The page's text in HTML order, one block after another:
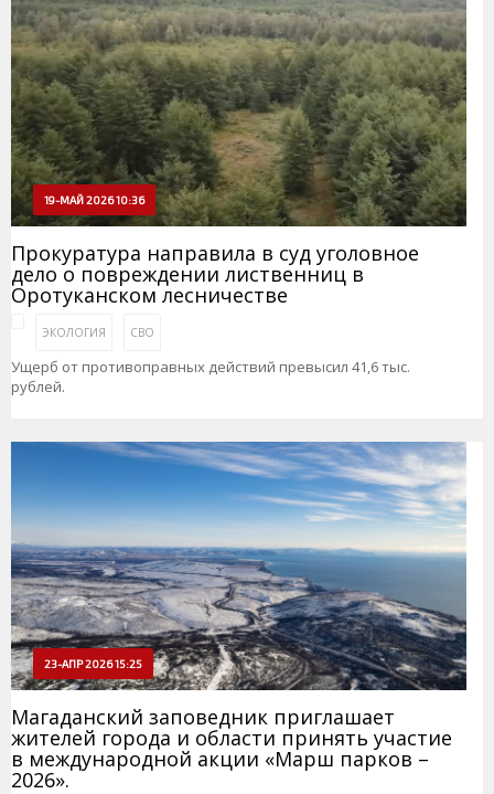
19-МАЙ 2026 10:36
Прокуратура направила в суд уголовное
дело о повреждении лиственниц в
Оротуканском лесничестве
ЭКОЛОГИЯ СВО
Ущерб от противоправных действий превысил 41,6 тыс.
рублей.
23-АПР 2026 15:25
Магаданский заповедник приглашает
жителей города и области принять участие
в международной акции «Марш парков –
2026».